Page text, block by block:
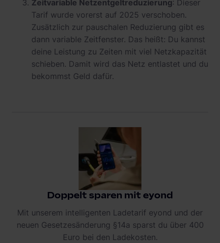
Zeitvariable Netzentgeltreduzierung: Dieser
Tarif wurde vorerst auf 2025 verschoben.
Zusätzlich zur pauschalen Reduzierung gibt es
dann variable Zeitfenster. Das heißt: Du kannst
deine Leistung zu Zeiten mit viel Netzkapazität
schieben. Damit wird das Netz entlastet und du
bekommst Geld dafür.
Doppelt sparen mit eyond
Mit unserem intelligenten Ladetarif eyond und der
neuen Gesetzesänderung §14a sparst du über 400
Euro bei den Ladekosten.